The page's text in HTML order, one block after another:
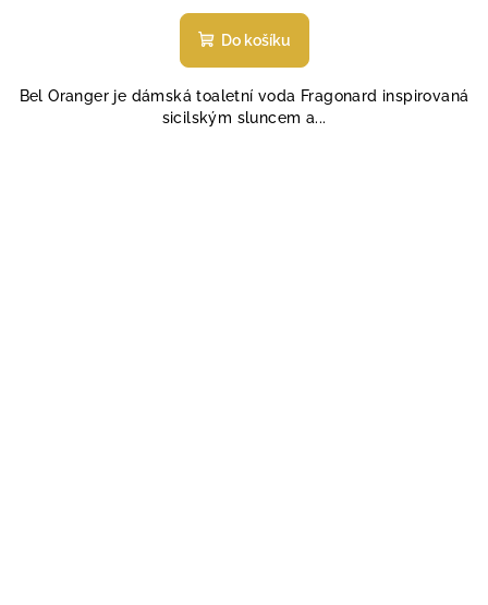
Do košíku
Bel Oranger je dámská toaletní voda Fragonard inspirovaná
sicilským sluncem a...